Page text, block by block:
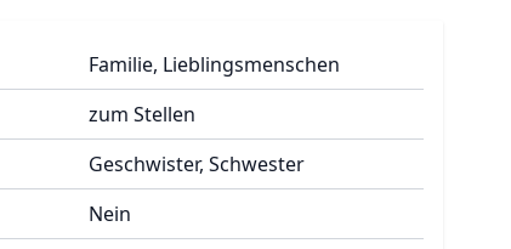
Familie, Lieblingsmenschen
zum Stellen
Geschwister, Schwester
Nein